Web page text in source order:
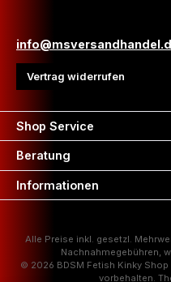
Vertrag widerrufen
Shop Service
Beratung
Informationen
Alle Preise inkl. gesetzl.
Nachnahmegebühren,
© 2026 BDSM Fetish Kinky
vorbehalten.